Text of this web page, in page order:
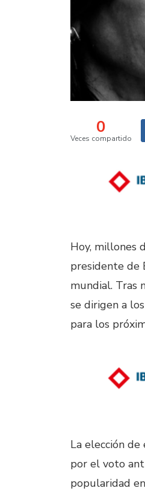
0
Veces compartido
Hoy, millones
presidente de
mundial. Tras
se dirigen a
para los
La elección
por el voto
popularidad